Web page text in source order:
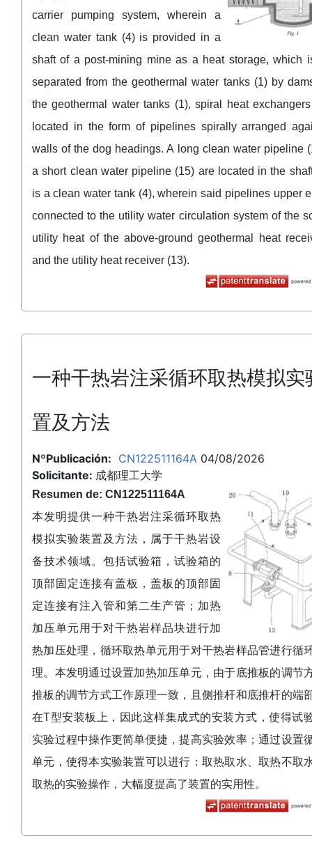
carrier pumping system, wherein a
clean water tank (4) is provided in a
shaft of a post-mining mine as a heat storage, which
separated from the geothermal water tanks (1) by
the geothermal water tanks (1), spiral heat
located in the form of pipelines spirally arranged
walls of the dog headings. A long clean water pipeline
a short clean water pipeline (15) are located in the
is a clean water tank (4), wherein said pipelines upper
connected to the utility water circulation system of the
utility heat of the above-ground geothermal heat
and the utility heat receiver (13).
一种干热岩注采循环取热模拟实
置及方法
NºPublicación: CN122511164A 04/08/2026
Solicitante: 成都理工大学
Resumen de: CN122511164A
本发明提供一种干热岩注采循环取热
模拟实验装置及方法，属于干热岩设
备技术领域。包括试验箱，试验箱的
顶部固定连接有盖板，盖板的顶部固
定连接有注入管和第二生产管；加热
加压单元用于对干热岩样品块进行加
热加压处理，循环取热单元用于对干热岩样品管进行循
理。本发明通过设置加热加压单元，由于底推板的调节
推板的调节方式工作原理一致，且侧推杆和底推杆的端
在T型安装板上，因此这样集成式的安装方式，使得试
实验过程中操作更简单便捷，提高实验效率；通过设置
单元，使得本实验装置可以进行：取热取水、取热不取
取热的实验操作，大幅度提高了装置的实用性。